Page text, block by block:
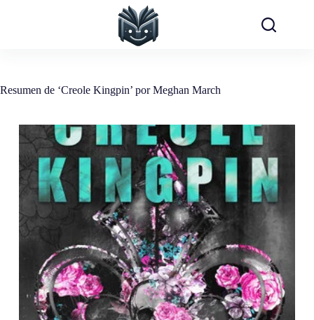
Resumen de ‘Creole Kingpin’ por Meghan March